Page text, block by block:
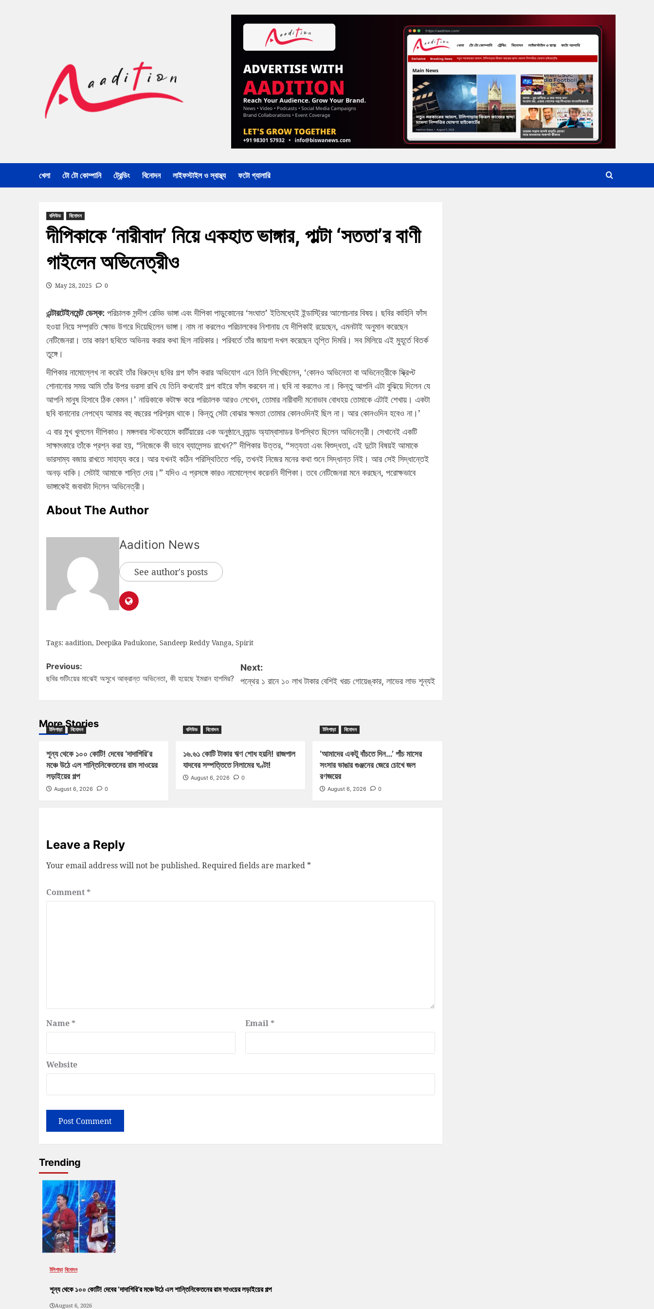
খেলা টো টো কোম্পানি ট্রেন্ডিং বিনোদন লাইফস্টাইল ও স্বাস্থ্য ফটো গ্যালারি
বলিউড বিনোদন
দীপিকাকে ‘নারীবাদ’ নিয়ে একহাত ভাঙ্গার, পাল্টা ‘সততা’র বাণী
গাইলেন অভিনেত্রীও
May 28, 2025 0
এন্টারটেইনমেন্ট ডেস্ক:পরিচালক সন্দীপ রেড্ডি ভাঙ্গা এবং দীপিকা পাডুকোনের ‘সংঘাত’ ইতিমধ্যেই ইন্ডাস্ট্রির আলোচনার বিষয়। ছবির কাহিনি ফাঁস
হওয়া নিয়ে সম্প্রতি ক্ষোভ উগরে দিয়েছিলেন ভাঙ্গা। নাম না করলেও পরিচালকের নিশানায় যে দীপিকাই রয়েছেন, এমনটাই অনুমান করেছেন
নেটিজেনরা। তার কারণ ছবিতে অভিনয় করার কথা ছিল নায়িকার। পরিবর্তে তাঁর জায়গা দখল করেছেন তৃপ্তি দিমরি। সব মিলিয়ে এই মুহূর্তে বিতর্ক
তুঙ্গে।
দীপিকার নামোল্লেখ না করেই তাঁর বিরুদ্ধে ছবির গল্প ফাঁস করার অভিযোগ এনে তিনি লিখেছিলেন, ‘কোনও অভিনেতা বা অভিনেত্রীকে স্ক্রিপ্ট
শোনানোর সময় আমি তাঁর উপর ভরসা রাখি যে তিনি কখনোই গল্প বাইরে ফাঁস করবেন না। ছবি না করলেও না। কিন্তু আপনি এটা বুঝিয়ে দিলেন যে
আপনি মানুষ হিসাবে ঠিক কেমন।’ নায়িকাকে কটাক্ষ করে পরিচালক আরও লেখেন, তোমার নারীবাদী মনোভাব বোধহয় তোমাকে এটাই শেখায়। একটা
ছবি বানানোর নেপথ্যে আমার বহু বছরের পরিশ্রম থাকে। কিন্তু সেটা বোঝার ক্ষমতা তোমার কোনওদিনই ছিল না। আর কোনওদিন হবেও না।’
এ বার মুখ খুললেন দীপিকাও। মঙ্গলবার স্টকহোমে কার্টিয়ারের এক অনুষ্ঠানে ব্র্যান্ড অ্যাম্বাসাডর উপস্থিত ছিলেন অভিনেত্রী। সেখানেই একটি
সাক্ষাৎকারে তাঁকে প্রশ্ন করা হয়, “নিজেকে কী ভাবে ব্যালেন্সড রাখেন?” দীপিকার উত্তর, “সত্যতা এবং বিশুদ্ধতা, এই দুটো বিষয়ই আমাকে
ভারসাম্য বজায় রাখতে সাহায্য করে। আর যখনই কঠিন পরিস্থিতিতে পড়ি, তখনই নিজের মনের কথা শুনে সিদ্ধান্ত নিই। আর সেই সিদ্ধান্তেই
অনড় থাকি। সেটাই আমাকে শান্তি দেয়।” যদিও এ প্রসঙ্গে কারও নামোল্লেখ করেননি দীপিকা। তবে নেটিজেনরা মনে করছেন, পরোক্ষভাবে
ভাঙ্গাকেই জবাবটা দিলেন অভিনেত্রী।
About The Author
Aadition News
See author's posts
Tags: aadition, Deepika Padukone, Sandeep Reddy Vanga, Spirit
Previous:
ছবির শুটিংয়ের মাঝেই অসুখে আক্রান্ত অভিনেতা, কী হয়েছে ইমরান হাশমির?
Next:
পন্থের ১ রানে ১০ লাখ টাকার বেশিই খরচ গোয়েঙ্কার, লাভের লাভ শূন্যই
More Stories
টলিপাড়া বিনোদন
শূন্য থেকে ১০০ কোটি! দেবের ‘দাদাগিরি’র
মঞ্চে উঠে এল শান্তিনিকেতনের রাম সাওয়ের
লড়াইয়ের গল্প
August 6, 2026 0
বলিউড বিনোদন
১৬.৬১ কোটি টাকার ঋণ শোধ হয়নি! রাজপাল
যাদবের সম্পত্তিতে নিলামের ঘণ্টা!
August 6, 2026 0
টলিপাড়া বিনোদন
‘আমাদের একটু বাঁচতে দিন…’ পাঁচ মাসের
সংসার ভাঙার গুঞ্জনের জেরে চোখে জল
রণজয়ের
August 6, 2026 0
Leave a Reply
Your email address will not be published. Required fields are marked *
Comment *
Name * Email *
Website
Trending
টলিপাড়া বিনোদন
শূন্য থেকে ১০০ কোটি! দেবের ‘দাদাগিরি’র মঞ্চে উঠে এল শান্তিনিকেতনের রাম সাওয়ের লড়াইয়ের গল্প
August 6, 2026